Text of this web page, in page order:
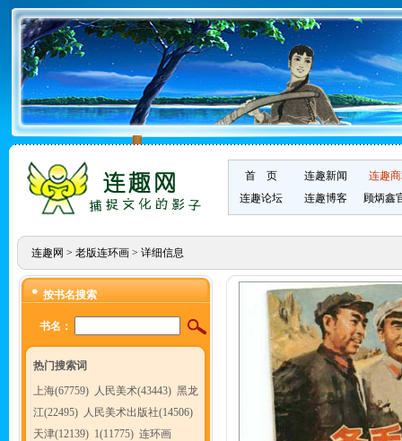
首 页 连趣新闻
连趣
连趣论坛
连趣博客 顾炳鑫
连趣网 > 老版连环画> 详细信息
按书名搜索
书名：
热门搜索词
上海(67759) 人民美术(43443) 黑龙
江(22495) 人民美术出版社(14506)
天津(12139) 1(11775) 连环画